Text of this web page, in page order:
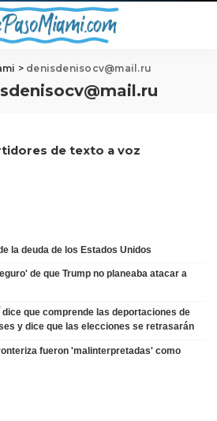
> denisdenisocv@mail.ru
de texto a voz
la deuda de los Estados Unidos
de que Trump no planeaba atacar a
dice que comprende las deportaciones de
y dice que las elecciones se retrasarán
fueron 'malinterpretadas' como